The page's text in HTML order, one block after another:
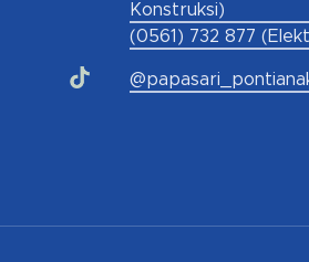
Konstruksi)
(0561) 732 877